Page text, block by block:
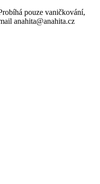
pouze vaničkování,
anahita@anahita.cz